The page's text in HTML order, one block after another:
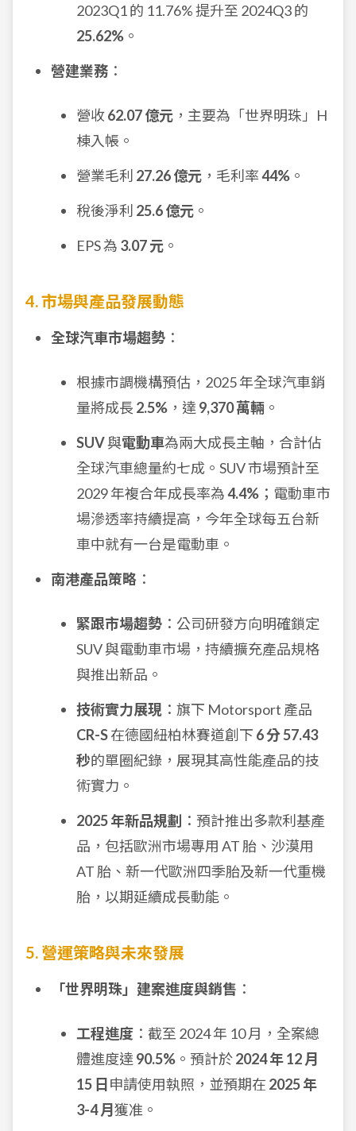
2023Q1 的 11.76% 提升至 2024Q3 的
25.62% 。
營建業務 ：
營收62.07 億元 ，主要為「世界明珠」H
棟入帳。
營業毛利 27.26 億元 ，毛利率44% 。
稅後淨利 25.6 億元 。
EPS 為 3.07 元 。
4. 市場與產品發展動態
全球汽車市場趨勢 ：
根據市調機構預估，2025 年全球汽車銷
量將成長 2.5% ，達 9,370 萬輛 。
SUV與電動車為兩大成長主軸，合計佔
全球汽車總量約七成。SUV 市場預計至
2029 年複合年成長率為4.4% ；電動車市
場滲透率持續提高，今年全球每五台新
車中就有一台是電動車。
南港產品策略 ：
緊跟市場趨勢 ：公司研發方向明確鎖定
SUV 與電動車市場，持續擴充產品規格
與推出新品。
技術實力展現 ：旗下 Motorsport 產品
CR-S在德國紐柏林賽道創下 6 分 57.43
秒的單圈紀錄，展現其高性能產品的技
術實力。
2025 年新品規劃 ：預計推出多款利基產
品，包括歐洲市場專用 AT 胎、沙漠用
AT 胎、新一代歐洲四季胎及新一代重機
胎，以期延續成長動能。
5. 營運策略與未來發展
「世界明珠」建案進度與銷售 ：
工程進度 ：截至 2024 年 10 月，全案總
體進度達 90.5% 。預計於2024 年 12 月
15 日 申請使用執照，並預期在 2025 年
3-4 月 獲准。